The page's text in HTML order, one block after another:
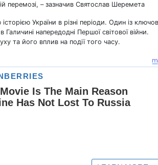
перемозі, – зазначив Святослав Шеремета
України в різні періоди. Один із
Галичині напередодні Першої світової війни.
та його вплив на події того часу.